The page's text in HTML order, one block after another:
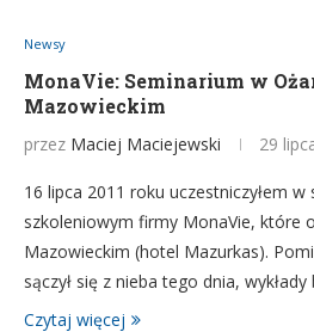
Newsy
MonaVie: Seminarium w
Mazowieckim
przez Maciej Maciejewski 29
16 lipca 2011 roku uczestniczyłem w
szkoleniowym firmy MonaVie, które
Mazowieckim (hotel Mazurkas).
sączył się z nieba tego dnia,
Czytaj więcej